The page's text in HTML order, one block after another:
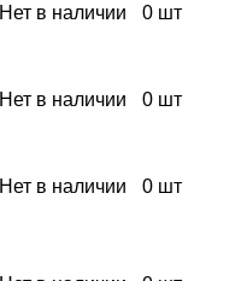
Нет в наличии 0 шт
Нет в наличии 0 шт
Нет в наличии 0 шт